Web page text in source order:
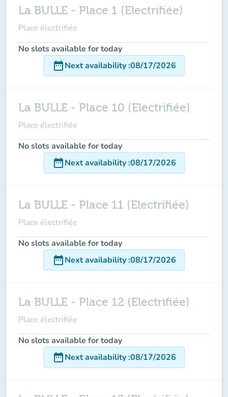
La BULLE - Place 1 (Electrifiée)
Place électrifiée
No slots available for today
date_rangeNext availability:08/17/2026
La BULLE - Place 10 (Electrifiée)
Place électrifiée
No slots available for today
date_rangeNext availability:08/17/2026
La BULLE - Place 11 (Electrifiée)
Place électrifiée
No slots available for today
date_rangeNext availability:08/17/2026
La BULLE - Place 12 (Electrifiée)
Place électrifiée
No slots available for today
date_rangeNext availability:08/17/2026